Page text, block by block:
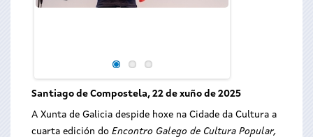
Santiago de Compostela, 22 de xuño de 2025
A Xunta de Galicia despide hoxe na Cidade da Cultura a
cuarta edición do Encontro Galego de Cultura Popular,